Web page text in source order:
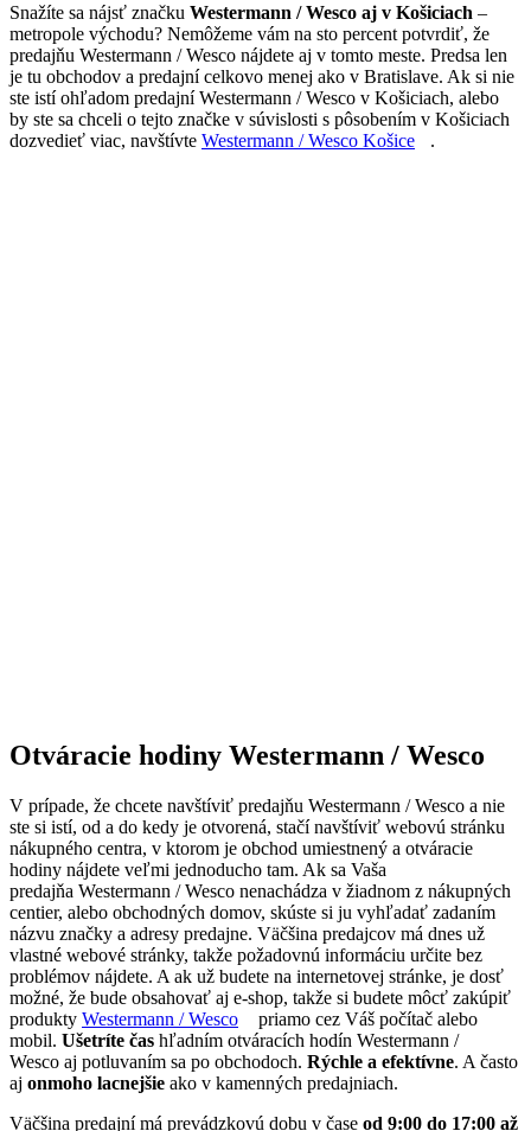
Snažíte sa nájsť značku Westermann / Wesco aj v Košiciach –
metropole východu? Nemôžeme vám na sto percent potvrdiť, že
predajňu Westermann / Wesco nájdete aj v tomto meste. Predsa len
je tu obchodov a predajní celkovo menej ako v Bratislave. Ak si nie
ste istí ohľadom predajní Westermann / Wesco v Košiciach, alebo
by ste sa chceli o tejto značke v súvislosti s pôsobením v Košiciach
dozvedieť viac, navštívte Westermann / Wesco Košice .
Otváracie hodiny Westermann / Wesco
V prípade, že chcete navštíviť predajňu Westermann / Wesco a nie
ste si istí, od a do kedy je otvorená, stačí navštíviť webovú stránku
nákupného centra, v ktorom je obchod umiestnený a otváracie
hodiny nájdete veľmi jednoducho tam. Ak sa Vaša
predajňa Westermann / Wesco nenachádza v žiadnom z nákupných
centier, alebo obchodných domov, skúste si ju vyhľadať zadaním
názvu značky a adresy predajne. Väčšina predajcov má dnes už
vlastné webové stránky, takže požadovnú informáciu určite bez
problémov nájdete. A ak už budete na internetovej stránke, je dosť
možné, že bude obsahovať aj e-shop, takže si budete môcť zakúpiť
produkty Westermann / Wesco
priamo cez Váš počítač alebo
mobil. Ušetríte čas hľadním otváracích hodín Westermann /
Wesco aj potluvaním sa po obchodoch. Rýchle a efektívne. A často
aj onmoho lacnejšie ako v kamenných predajniach.
Väčšina predajní má prevádzkovú dobu v čase od 9:00 do 17:00 až